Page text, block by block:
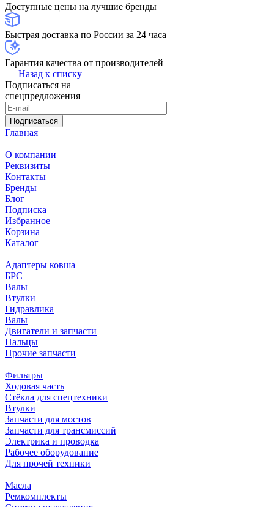
Доступные цены на лучшие бренды
Быстрая доставка по России за 24 часа
Гарантия качества от производителей
Назад к списку
Подписаться на
спецпредложения
Подписаться
Главная
О компании
Реквизиты
Контакты
Бренды
Блог
Подписка
Избранное
Корзина
Каталог
Адаптеры ковша
БРС
Валы
Втулки
Гидравлика
Валы
Двигатели и запчасти
Пальцы
Прочие запчасти
Фильтры
Ходовая часть
Стёкла для спецтехники
Втулки
Запчасти для мостов
Запчасти для трансмиссий
Электрика и проводка
Рабочее оборудование
Для прочей техники
Масла
Ремкомплекты